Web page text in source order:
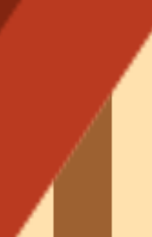
isolation, ventilation
mousse et
sur mesure de